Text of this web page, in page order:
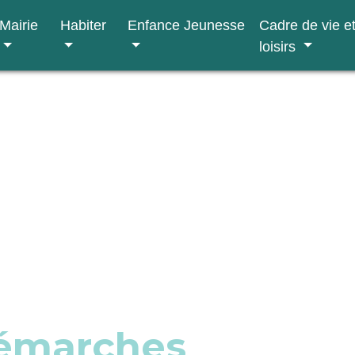
Mairie Habiter Enfance Jeunesse
Cadre de vie et
loisirs